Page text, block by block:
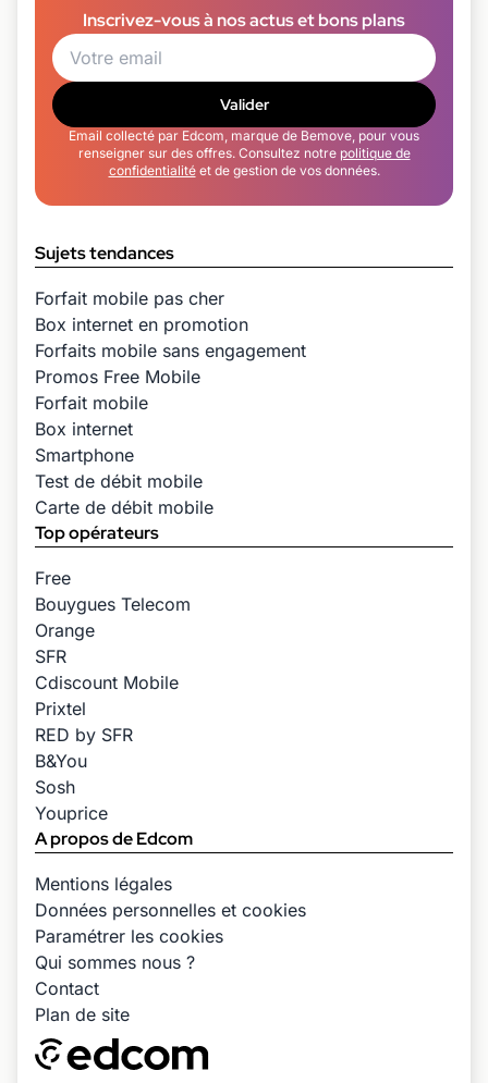
Inscrivez-vous à nos actus et bons plans
Valider
Email collecté par Edcom, marque de Bemove, pour vous
renseigner sur des offres. Consultez notre politique de
confidentialitéet de gestion de vos données.
Sujets tendances
Forfait mobile pas cher
Box internet en promotion
Forfaits mobile sans engagement
Promos Free Mobile
Forfait mobile
Box internet
Smartphone
Test de débit mobile
Carte de débit mobile
Top opérateurs
Free
Bouygues Telecom
Orange
SFR
Cdiscount Mobile
Prixtel
RED by SFR
B&You
Sosh
Youprice
A propos de Edcom
Mentions légales
Données personnelles et cookies
Paramétrer les cookies
Qui sommes nous ?
Contact
Plan de site